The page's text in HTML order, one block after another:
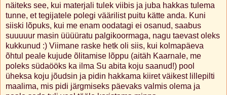
näiteks see, kui materjali tulek viibis ja juba hakkas tulema
tunne, et tegijatele polegi väärilist puitu kätte anda. Kuni
siiski lõpuks, kui me enam oodatagi ei osanud, saabus
suuuuur masin üüüüratu palgikoormaga, nagu taevast oleks
kukkunud :) Viimane raske hetk oli siis, kui kolmapäeva
õhtul peale kujude õlitamise lõppu (aitäh Kaarnale, me
poleks südaööks ka ilma Su abita koju saanud!) pool
üheksa koju jõudsin ja pidin hakkama kiiret väikest lillepilti
maalima, mis pidi järgmiseks päevaks valmis olema ja